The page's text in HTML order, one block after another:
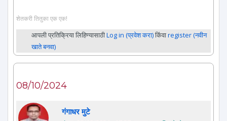
शेतकरी तितुका एक एक!
आपली प्रतिक्रिया लिहिण्यासाठीLog in (प्रवेश करा)किंवाregister (नवीन
खाते बनवा)
08/10/2024
गंगाधर मुटे